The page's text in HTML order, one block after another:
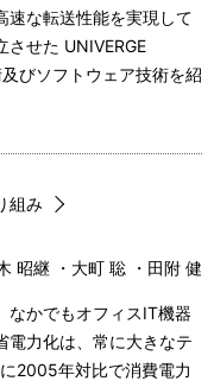
速な転送性能を実現して
させた UNIVERGE
びソフトウェア技術を紹
組み
昭継 ・大町 聡 ・田附 健
なかでもオフィスIT機器
電力化は、常に大きなテ
2005年対比で消費電力